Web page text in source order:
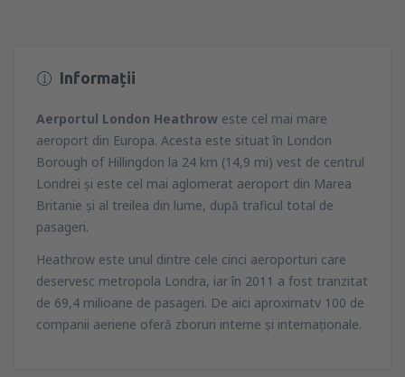
Informații
Aerportul London Heathrow este cel mai mare
aeroport din Europa. Acesta este situat în London
Borough of Hillingdon la 24 km (14,9 mi) vest de centrul
Londrei şi este cel mai aglomerat aeroport din Marea
Britanie şi al treilea din lume, după traficul total de
pasageri.
Heathrow este unul dintre cele cinci aeroporturi care
deservesc metropola Londra, iar în 2011 a fost tranzitat
de 69,4 milioane de pasageri. De aici aproximatv 100 de
companii aeriene oferă zboruri interne şi internaţionale.